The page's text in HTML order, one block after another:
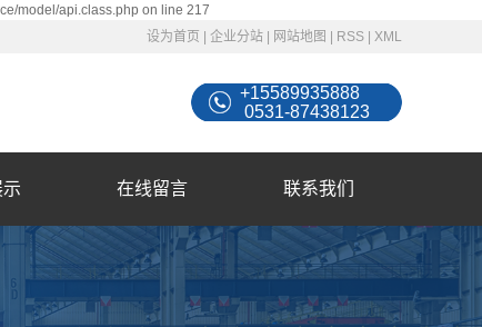
model/api.class.php on line 217
设为首页
企业分站 网站地图 RSS XML
+15589935888
0531-87438123
在线留言 联系我们